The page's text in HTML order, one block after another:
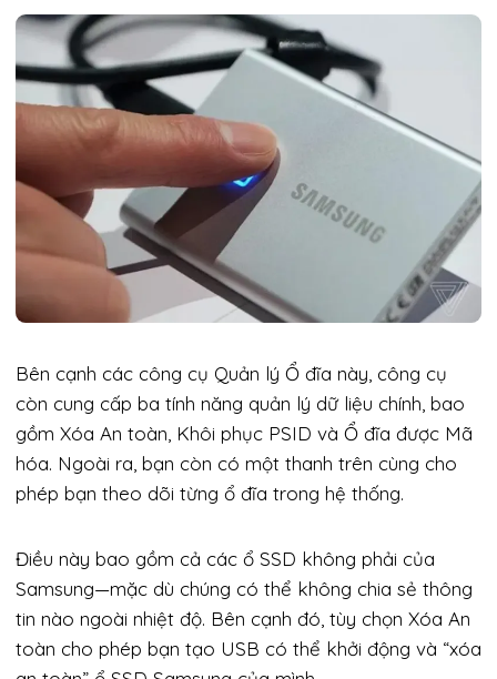
Bên cạnh các công cụ Quản lý Ổ đĩa này, công cụ
còn cung cấp ba tính năng quản lý dữ liệu chính, bao
gồm Xóa An toàn, Khôi phục PSID và Ổ đĩa được Mã
hóa. Ngoài ra, bạn còn có một thanh trên cùng cho
phép bạn theo dõi từng ổ đĩa trong hệ thống.
Điều này bao gồm cả các ổ SSD không phải của
Samsung—mặc dù chúng có thể không chia sẻ thông
tin nào ngoài nhiệt độ. Bên cạnh đó, tùy chọn Xóa An
toàn cho phép bạn tạo USB có thể khởi động và “xóa